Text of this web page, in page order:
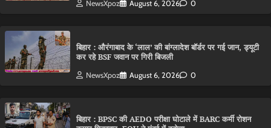
NewsXpoz August 6, 2026 0
बिहार : औरंगाबाद के ‘लाल’ की बांग्लादेश बॉर्डर पर गई जान, ड्यूटी
कर रहे BSF जवान पर गिरी बिजली
NewsXpoz August 6, 2026 0
बिहार : BPSC की AEDO परीक्षा घोटाले में BARC कर्मी रोशन